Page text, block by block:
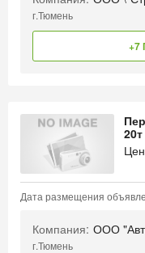
г.Тюмень
+7
20т
Дата размещения
Компания: ООО
г.Тюмень